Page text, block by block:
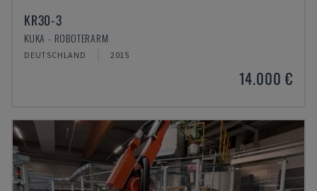
KR30-3
KUKA - ROBOTERARM
DEUTSCHLAND 2015
14.000 €